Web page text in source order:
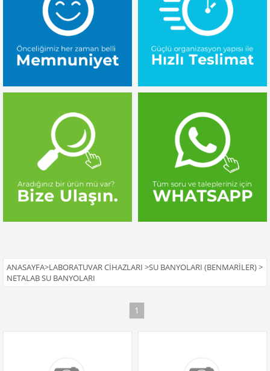
ANASAYFA>LABORATUVAR CIHAZLARI >SU BANYOLARI (BENMARILER)>
NETALAB SU BANYOLARI
1